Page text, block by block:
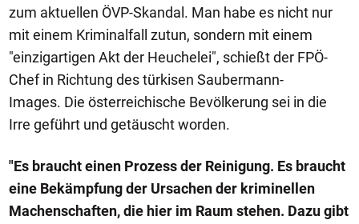
zum aktuellen ÖVP-Skandal. Man habe es nicht nur
mit einem Kriminalfall zutun, sondern mit einem
"einzigartigen Akt der Heuchelei", schießt der FPÖ-
Chef in Richtung des türkisen Saubermann-
Images. Die österreichische Bevölkerung sei in die
Irre geführt und getäuscht worden.
"Es braucht einen Prozess der Reinigung. Es braucht
eine Bekämpfung der Ursachen der kriminellen
Machenschaften, die hier im Raum stehen. Dazu gibt